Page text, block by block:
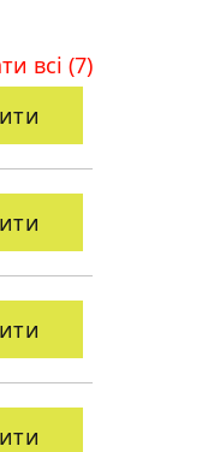
всі (7)